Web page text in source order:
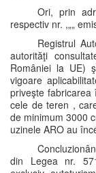
Ori, prin
respectiv nr. ,„„
Registrul
autorităţi
României la UE)
vigoare
priveşte
cele de teren ,
de minimum 3000
uzinele ARO au
din Legea nr.